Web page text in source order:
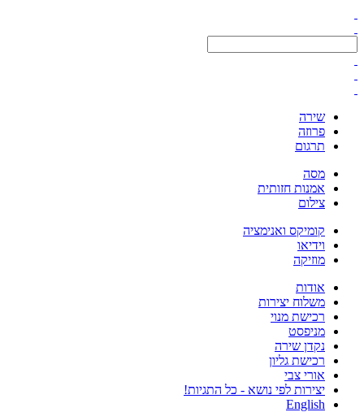
שירה
פרוזה
תרגום
מסה
אמנות חזותית
צילום
קומיקס ואנימציה
וידיאו
מוזיקה
אודות
משלוח יצירות
רכישת מנוי
מניפסט
נקדן שירה
רכישת גליון
אורי צבי
יצירות לפי נושא - כל התגיות!
English